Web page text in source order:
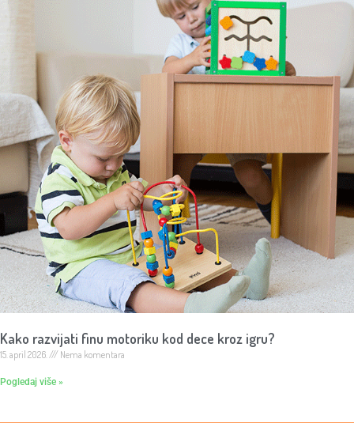
Kako razvijati finu motoriku kod dece kroz igru?
15. april 2026. Nema komentara
Pogledaj više »